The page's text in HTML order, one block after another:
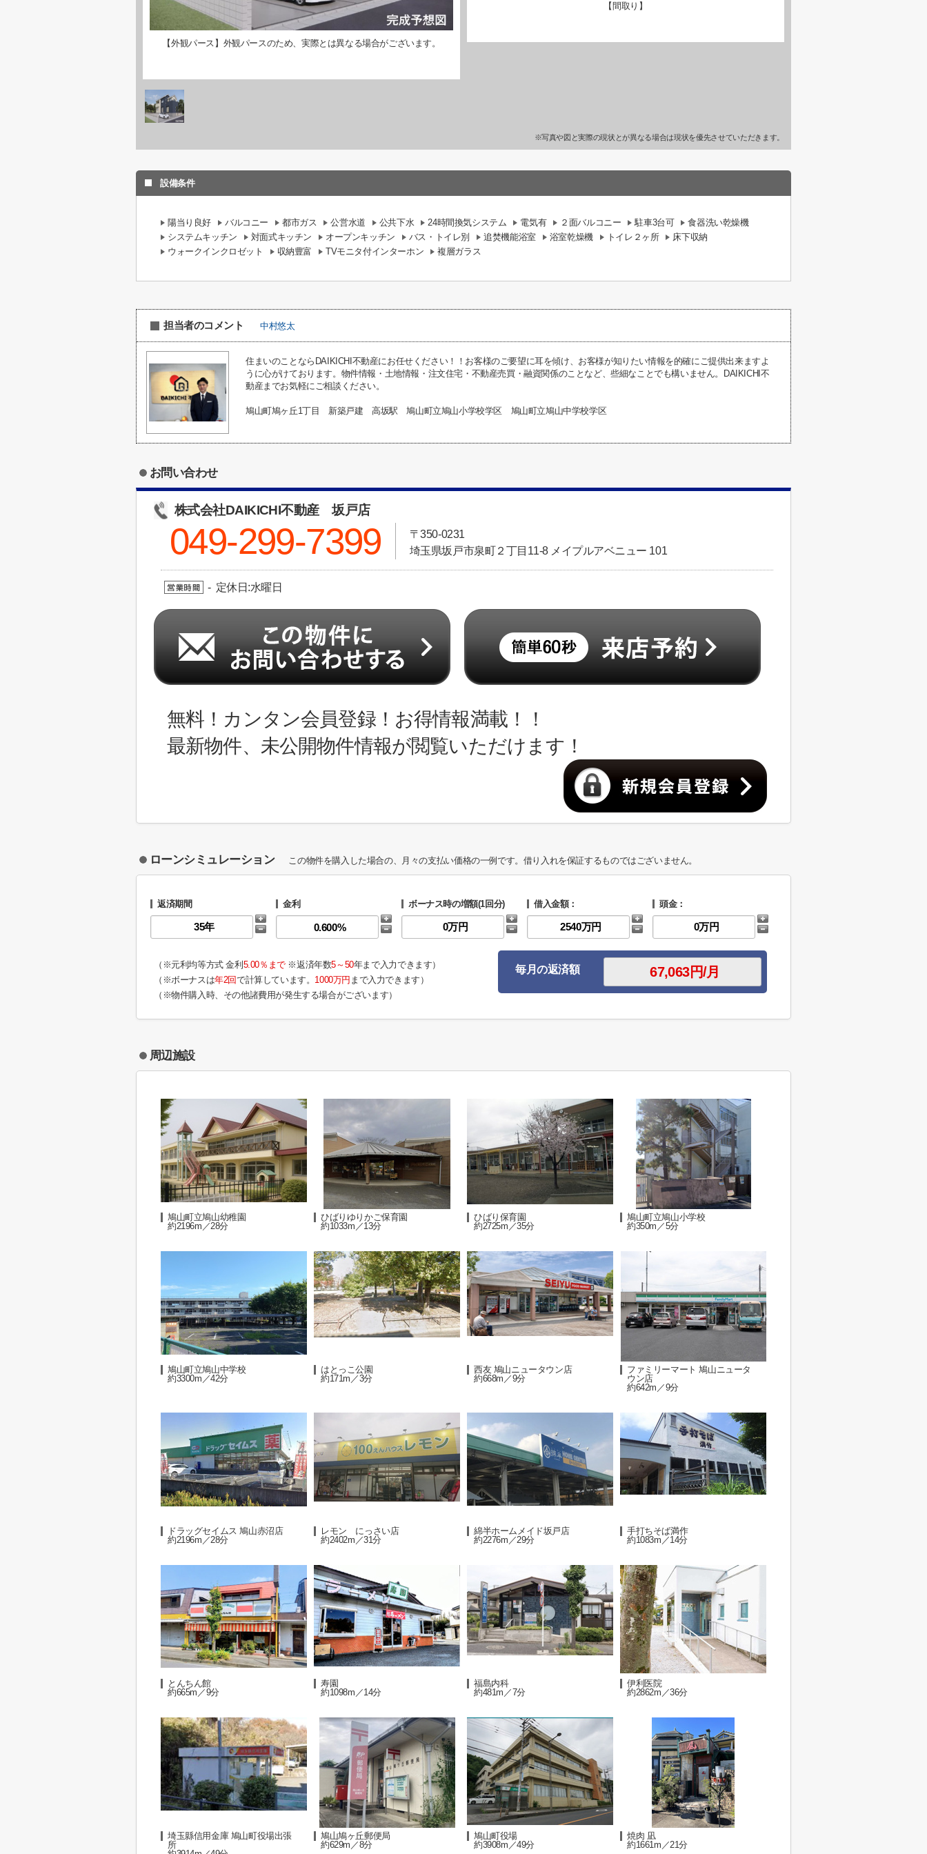
【外観パース】外観パースのため、実際とは異なる場合がございます。
【間取り】
※写真や図と実際の現状とが異なる場合は現状を優先させていただきます。
設備条件
陽当り良好 バルコニー 都市ガス 公営水道 公共下水 24時間換気システム 電気有 ２面バルコニー 駐車3台可
食器洗い乾燥機
システムキッチン
対面式キッチン オープンキッチン バス・トイレ別 追焚機能浴室 浴室乾燥機 トイレ２ヶ所
床下収納
ウォークインクロゼット
収納豊富 TVモニタ付インターホン 複層ガラス
担当者のコメント 中村悠太
住まいのことならDAIKICHI不動産にお任せください！！お客様のご要望に耳を傾け、お客様が知りたい情報を的確にご提供出来ますよ
うに心がけております。物件情報・土地情報・注文住宅・不動産売買・融資関係のことなど、些細なことでも構いません。DAIKICHI不
動産までお気軽にご相談ください。
鳩山町鳩ヶ丘1丁目 新築戸建 高坂駅 鳩山町立鳩山小学校学区 鳩山町立鳩山中学校学区
お問い合わせ
株式会社DAIKICHI不動産 坂戸店
049-299-7399
〒350-0231
埼玉県坂戸市泉町２丁目11-8 メイプルアベニュー 101
- 定休日:水曜日
無料！カンタン会員登録！お得情報満載！！
最新物件、未公開物件情報が閲覧いただけます！
ローンシミュレーション この物件を購入した場合の、月々の支払い価格の一例です。借り入れを保証するものではございません。
返済期間 金利 ボーナス時の増額(1回分) 借入金額： 頭金：
（※元利均等方式 金利 5.00％まで※返済年数5～50年まで入力できます）
（※ボーナスは年2回で計算しています。 1000万円 まで入力できます）
（※物件購入時、その他諸費用が発生する場合がございます）
毎月の返済額
周辺施設
鳩山町立鳩山幼稚園
約2196m／28分
ひばりゆりかご保育園
約1033m／13分
ひばり保育園
約2725m／35分
鳩山町立鳩山小学校
約350m／5分
鳩山町立鳩山中学校
約3300m／42分
はとっこ公園
約171m／3分
西友 鳩山ニュータウン店
約668m／9分
ファミリーマート 鳩山ニュータ
ウン店
約642m／9分
ドラッグセイムス 鳩山赤沼店
約2196m／28分
レモン にっさい店
約2402m／31分
綿半ホームメイド坂戸店
約2276m／29分
手打ちそば満作
約1083m／14分
とんちん館
約665m／9分
寿園
約1098m／14分
福島内科
約481m／7分
伊利医院
約2862m／36分
埼玉縣信用金庫 鳩山町役場出張
所
鳩山鳩ヶ丘郵便局
約629m／8分
鳩山町役場
約3908m／49分
焼肉 凪
約1661m／21分